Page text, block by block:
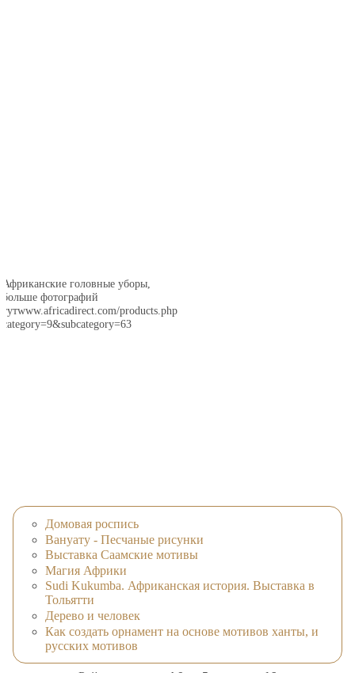
Африканские головные уборы,
больше фотографий
тутwww.africadirect.com/products.php?
category=9&subcategory=63
Домовая роспись
Вануату - Песчаные рисунки
Выставка Саамские мотивы
Магия Африки
Sudi Kukumba. Африканская история. Выставка в
Тольятти
Дерево и человек
Как создать орнамент на основе мотивов ханты, и
русских мотивов